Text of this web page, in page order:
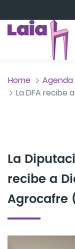
Home Agenda
La
recibe a
Agrocafre